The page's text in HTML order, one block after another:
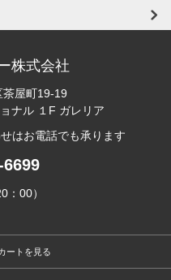
株式会社
茶屋町19-19
ナル １F ガレリア
はお電話でも承ります
6699
：00）
ートを見る